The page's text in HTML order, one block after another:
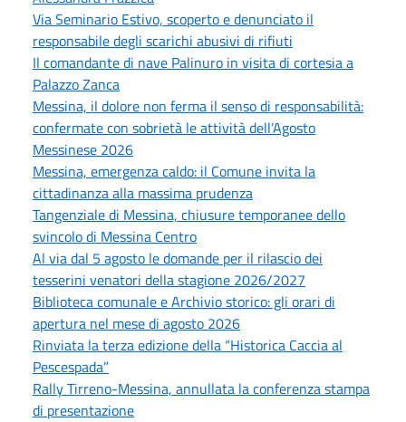
Via Seminario Estivo, scoperto e denunciato il
responsabile degli scarichi abusivi di rifiuti
Il comandante di nave Palinuro in visita di cortesia a
Palazzo Zanca
Messina, il dolore non ferma il senso di responsabilità:
confermate con sobrietà le attività dell’Agosto
Messinese 2026
Messina, emergenza caldo: il Comune invita la
cittadinanza alla massima prudenza
Tangenziale di Messina, chiusure temporanee dello
svincolo di Messina Centro
Al via dal 5 agosto le domande per il rilascio dei
tesserini venatori della stagione 2026/2027
Biblioteca comunale e Archivio storico: gli orari di
apertura nel mese di agosto 2026
Rinviata la terza edizione della “Historica Caccia al
Pescespada”
Rally Tirreno-Messina, annullata la conferenza stampa
di presentazione